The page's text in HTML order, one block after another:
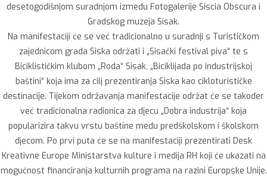
desetogodišnjom suradnjom između Fotogalerije Siscia Obscura i
Gradskog muzeja Sisak.
Na manifestaciji će se već tradicionalno u suradnji s Turističkom
zajednicom grada Siska održati i „Sisački festival piva“ te s
Biciklističkim klubom „Roda“ Sisak, „Biciklijada po industrijskoj
baštini“ koja ima za cilj prezentiranja Siska kao cikloturističke
destinacije. Tijekom održavanja manifestacije održat će se također
već tradicionalna radionica za djecu „Dobra industrija“ koja
popularizira takvu vrstu baštine među predškolskom i školskom
djecom. Po prvi puta će se na manifestaciji prezentirati Desk
Kreativne Europe Ministarstva kulture i medija RH koji će ukazati na
mogućnost financiranja kulturnih programa na razini Europske Unije.